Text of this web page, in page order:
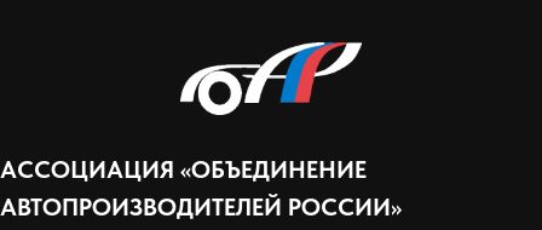
АССОЦИАЦИЯ «ОБЪЕДИНЕНИЕ
АВТОПРОИЗВОДИТЕЛЕЙ РОССИИ»